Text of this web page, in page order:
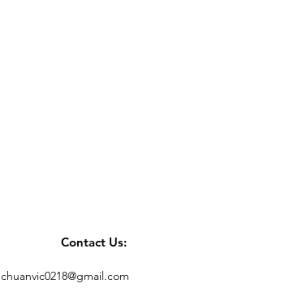
Contact Us:
chuanvic0218@gmail.com